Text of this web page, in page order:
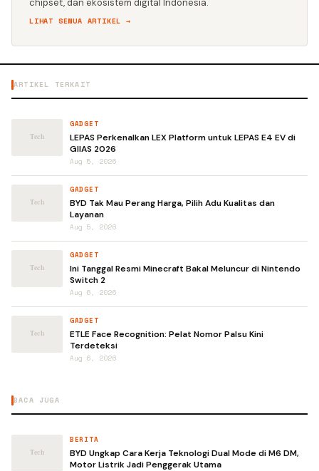
chipset, dan ekosistem digital Indonesia.
LIHAT SEMUA ARTIKEL →
ARTIKEL TERKAIT
GADGET
LEPAS Perkenalkan LEX Platform untuk LEPAS E4 EV di
GIIAS 2026
Aug 5, 2026
GADGET
BYD Tak Mau Perang Harga, Pilih Adu Kualitas dan
Layanan
Aug 5, 2026
GADGET
Ini Tanggal Resmi Minecraft Bakal Meluncur di Nintendo
Switch 2
Aug 6, 2026
GADGET
ETLE Face Recognition: Pelat Nomor Palsu Kini
Terdeteksi
Aug 6, 2026
BACA JUGA
BERITA
BYD Ungkap Cara Kerja Teknologi Dual Mode di M6 DM,
Motor Listrik Jadi Penggerak Utama